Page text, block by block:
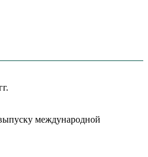
международной